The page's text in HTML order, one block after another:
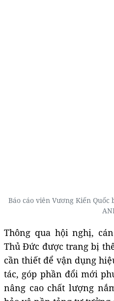
Báo cáo viên Vương Kiến
Thông qua hội nghị,
Thủ Đức được trang bị
cần thiết để vận dụng
tác, góp phần đổi mới
nâng cao chất lượng